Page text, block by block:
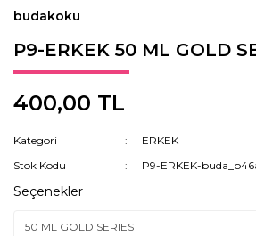
budakoku
P9-ERKEK 50 ML GOLD
400,00 TL
Kategori
ERKEK
Stok Kodu
P9-ERKEK-
Seçenekler